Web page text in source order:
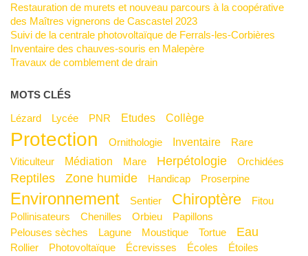
Restauration de murets et nouveau parcours à la coopérative
des Maîtres vignerons de Cascastel 2023
Suivi de la centrale photovoltaïque de Ferrals-les-Corbières
Inventaire des chauves-souris en Malepère
Travaux de comblement de drain
MOTS CLÉS
Lézard
Lycée PNR Etudes Collège
Protection Ornithologie Inventaire
Rare
Viticulteur
Médiation mare Herpétologie Orchidées
Reptiles Zone humide Handicap Proserpine
Environnement Sentier Chiroptère
Fitou
Pollinisateurs
Chenilles Orbieu
Papillons
Pelouses sèches
Lagune Moustique Tortue Eau
Rollier Photovoltaïque Écrevisses Écoles Étoiles